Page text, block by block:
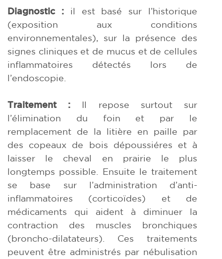
Diagnostic :il est basé sur l’historique
(exposition aux conditions
environnementales), sur la présence des
signes cliniques et de mucus et de cellules
inflammatoires détectés lors de
l’endoscopie.
Traitement : Il repose surtout sur
l’élimination du foin et par le
remplacement de la litière en paille par
des copeaux de bois dépoussiéres et à
laisser le cheval en prairie le plus
longtemps possible. Ensuite le traitement
se base sur l’administration d’anti-
inflammatoires (corticoïdes) et de
médicaments qui aident à diminuer la
contraction des muscles bronchiques
(broncho-dilatateurs). Ces traitements
peuvent être administrés par nébulisation